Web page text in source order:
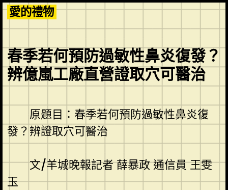
Skip
to
content
愛的禮物
春季若何預防過敏性鼻炎復發？
辨億嵐工廠直營證取穴可醫治
原題目：春季若何預防過敏性鼻炎復
發？辨證取穴可醫治
文/羊城晚報記者 薛暴政 通信員 王雯
玉